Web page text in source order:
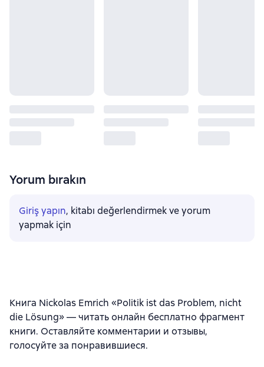
Yorum bırakın
Giriş yapın, kitabı değerlendirmek ve yorum
yapmak için
Книга Nickolas Emrich «Politik ist das Problem, nicht
die Lösung» — читать онлайн бесплатно фрагмент
книги. Оставляйте комментарии и отзывы,
голосуйте за понравившиеся.